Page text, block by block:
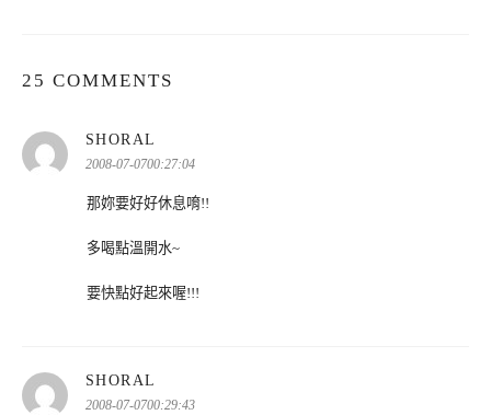
25 COMMENTS
SHORAL
示:
2008-07-0700:27:04
那妳要好好休息唷!!
多喝點溫開水~
要快點好起來喔!!!
SHORAL
示:
2008-07-0700:29:43